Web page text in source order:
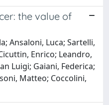
the value of
Ansaloni, Luca; Sartelli,
Enrico; Leandro,
Luigi; Gaiani, Federica;
Matteo; Coccolini,